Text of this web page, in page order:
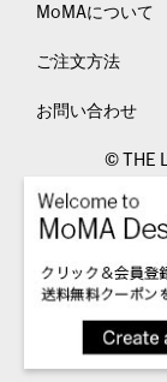
MoMAについて
ご注文方法
お問い合わせ
© THE
特定商取引法表
カスタ